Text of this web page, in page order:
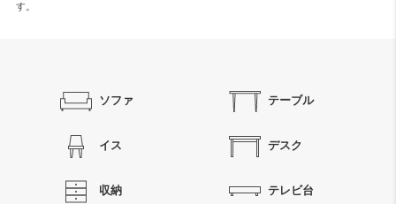
す。
ソファ テーブル
イス デスク
収納 テレビ台